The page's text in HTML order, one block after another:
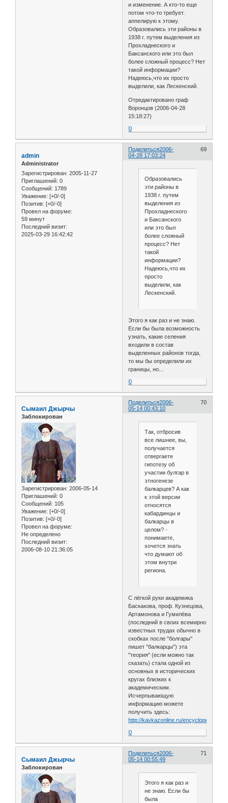
и изменение. А кто-то еще
потом что-то требует.
аппелирую к этому.
Образовались эти районы в
1938 г. путем выделения из
Прохладнеского и
Баксанского или это был
более сложный процесс? Нет
такой информации?
Надеюсь,что их просто
выделили, как Лескенский.
Отредактировано граф
Воронцов (2006-04-28
15:18:27)
0
Поделиться 69
2006-
04-28 17:03:24
admin
Administrator
Зарегистрирован: 2005-11-27
Приглашений: 0
Сообщений: 1789
Уважение: [+0/-0]
Позитив: [+0/-0]
Провел на форуме:
59 минут
Последний визит:
2025-03-29 16:42:42
Образовались
эти районы в
1938 г. путем
выделения из
Прохладнеского
и Баксанского
или это был
более сложный
процесс? Нет
такой
информации?
Надеюсь,что их
просто
выделили, как
Лескенский.
Этого я как раз и не знаю.
Если бы была возможность
узнать, какие селения
входили в состав
выделенных районов тогда,
то мы бы определили их
границы, но...
0
Поделиться 70
2006-
05-14 00:43:10
Сымаил Джырчы
Заблокирован
Зарегистрирован: 2006-05-14
Приглашений: 0
Сообщений: 105
Уважение: [+0/-0]
Позитив: [+0/-0]
Провел на форуме:
Не определено
Последний визит:
2006-08-10 21:36:05
Так, отбросив
все лишнее, вы,
получается
отвергаете
гипотезу об
участии булгар в
этногенезе
балкарцев? А как
к этой версии
относятся
кабардинцы и
балкарцы в
целом? -
понимаете,
хочется знать
что думают об
этом внутри
региона.
С лёгкой руки академика
Баскакова, проф. Кузнецова,
Артамонова и Гумилёва
(последний в своих всемирно
известных трудах обычно в
скобках после "болгары"
пишет "балкарцы") эта
"теория" (если можно так
сказать) стала одной из
основных в исторических
кругах близких к
академическим.
Исчерпывающую
информацию можете
получить здесь:
http://kavkazonline.ru/encyclopedia/
0
Поделиться 71
2006-
05-14 00:55:49
Сымаил Джырчы
Заблокирован
Этого я как раз и
не знаю. Если бы
была